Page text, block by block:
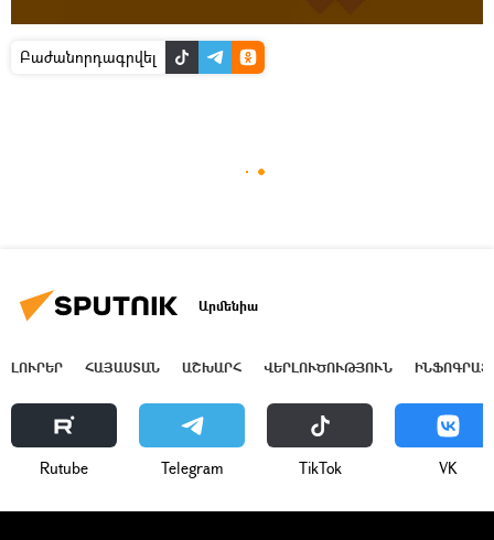
Բաժանորդագրվել
Արմենիա
ԼՈՒՐԵՐ ՀԱՅԱՍՏԱՆ ԱՇԽԱՐՀ ՎԵՐԼՈՒԾՈՒԹՅՈՒՆ
Rutube Telegram ТikТоk VK